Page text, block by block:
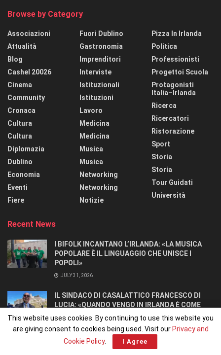
Browse by Category
Associazioni
Attualità
Blog
Cashel 20026
Cinema
Community
Cronaca
Cultura
Cultura
Diplomazia
Dublino
Economia
Eventi
Fiere
Fuori Dublino
Gastronomia
Imprenditori
Interviste
Istituzionali
Istituzioni
Lavoro
Medicina
Medicina
Musica
Musica
Networking
Networking
Notizie
Pizza In Irlanda
Politica
Professionisti
Progettoi Scuola
Protagonisti
Italia–Irlanda
Ricerca
Ricercatori
Ristorazione
Sport
Storia
Storia
Tour Guidati
Università
Recent News
I BIFOLK INCANTANO L’IRLANDA: «LA MUSICA
POPOLARE È IL LINGUAGGIO CHE UNISCE I
POPOLI»
JULY 31, 2026
IL SINDACO DI CASALATTICO FRANCESCO DI
LUCIA: «QUANDO VENGO IN IRLANDA È COME
TORNARE A CASA».
JULY 27, 2026
This website uses cookies. By continuing to use this website you
are giving consent to cookies being used. Visit our Privacy and
Cookie Policy. I Agree